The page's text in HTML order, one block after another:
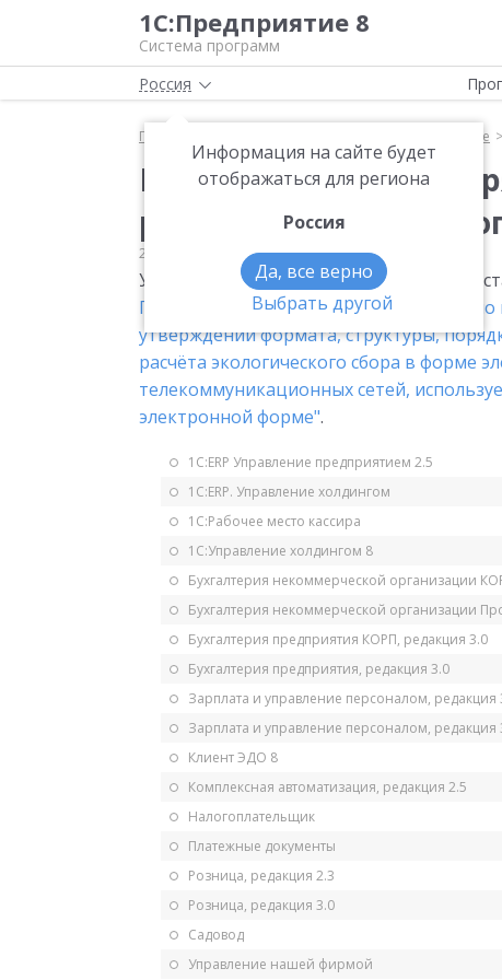
1С:Предприятие 8
Система программ
Россия
Информация на сайте будет
отображаться для региона
Россия
Да, все верно
Выбрать другой
Главная Прочее
Проект формата и
расчета
28.11.2017 Прочее
Утвердждается формат и порядок
Проект приказа Федеральной службы
утверждении формата, структуры,
расчёта экологического сбора в форме
телекоммуникационных сетей,
электронной форме".
1С:ERP Управление предприятием 2.5
1С:ERP. Управление холдингом
1С:Рабочее место кассира
1С:Управление холдингом 8
Бухгалтерия некоммерческой организации
Бухгалтерия некоммерческой организации
Бухгалтерия предприятия КОРП, редакция 3.0
Бухгалтерия предприятия, редакция 3.0
Зарплата и управление персоналом, редакция
Зарплата и управление персоналом, редакция
Клиент ЭДО 8
Комплексная автоматизация, редакция 2.5
Налогоплательщик
Платежные документы
Розница, редакция 2.3
Розница, редакция 3.0
Садовод
Управление нашей фирмой